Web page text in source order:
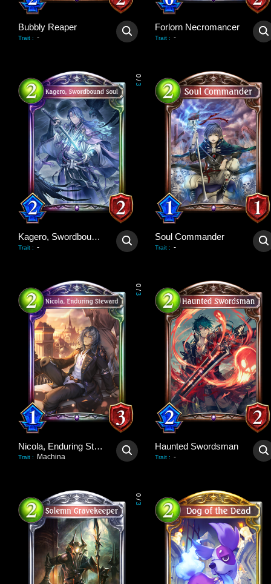
Bubbly Reaper
Trait : -
Forlorn Necromancer
Trait : -
0
/
3
Kagero, Swordbound Soul
Trait : -
Soul Commander
Trait : -
0
/
3
Nicola, Enduring Steward
Trait : Machina
Haunted Swordsman
Trait : -
0
/
3